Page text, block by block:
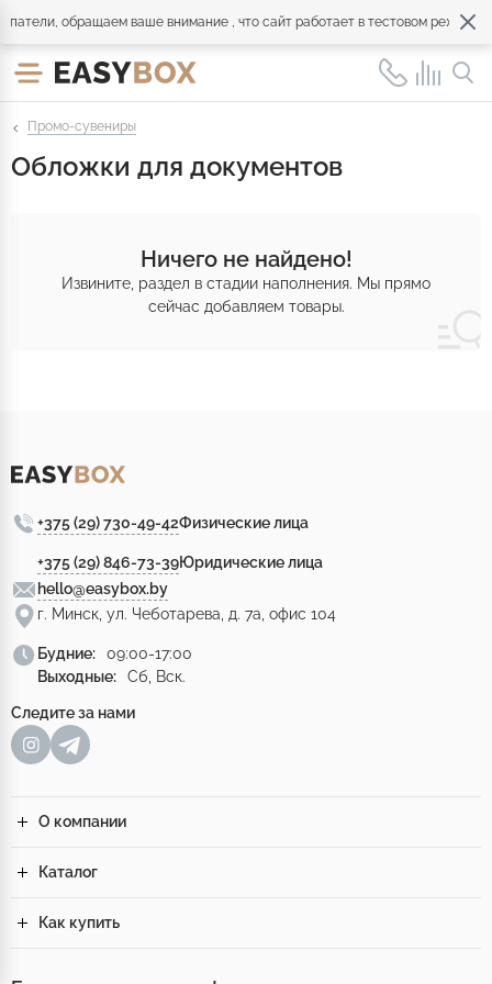
обращаем ваше внимание , что сайт работает в тестовом режиме.
Промо-сувениры
Обложки для документов
Ничего не найдено!
Извините, раздел в стадии наполнения. Мы прямо
сейчас добавляем товары.
+375 (29) 730-49-42Физические лица
+375 (29) 846-73-39Юридические лица
hello@easybox.by
г. Минск, ул. Чеботарева, д. 7а, офис 104
Будние:
09:00-17:00
Выходные:
Сб, Вск.
Следите за нами
О компании
Каталог
Как купить